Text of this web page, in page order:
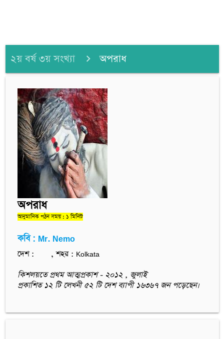
২য় বর্ষ ৩য় সংখ্যা অপরাধ
অপরাধ
আনুমানিক পঠন সময় : ১ মিনিট
কবি : Mr. Nemo
দেশ :
, শহর : Kolkata
কিশলয়তে প্রথম আত্মপ্রকাশ - ২০১২ , জুলাই
প্রকাশিত ১২ টি লেখনী ৫২ টি দেশ ব্যাপী ১৬৩৬৭ জন পড়েছেন।